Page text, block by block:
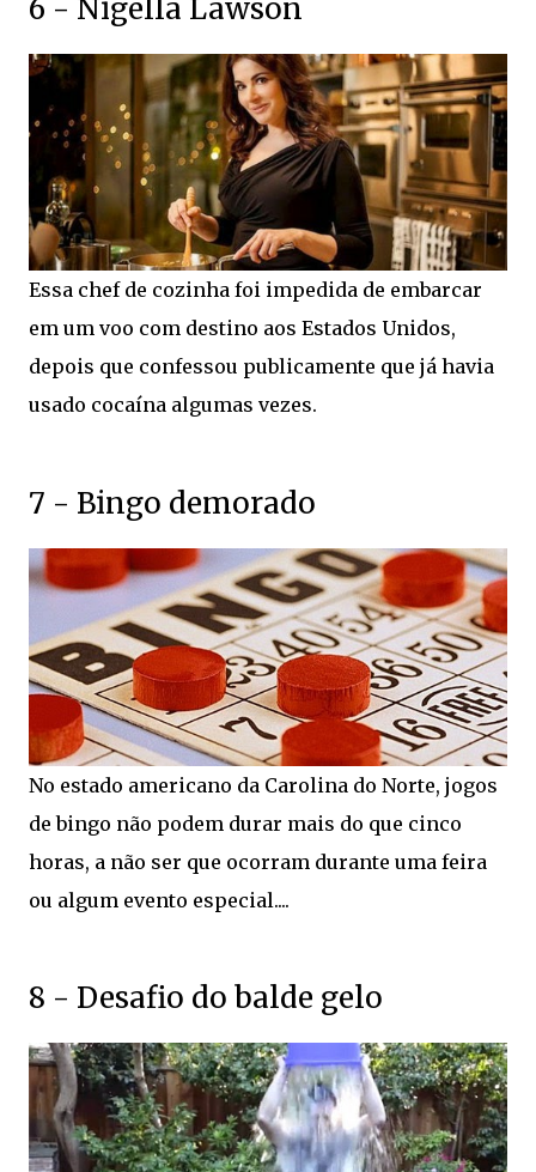
6 - Nigella Lawson
Essa chef de cozinha foi impedida de embarcar
em um voo com destino aos Estados Unidos,
depois que confessou publicamente que já havia
usado cocaína algumas vezes.
7 - Bingo demorado
No estado americano da Carolina do Norte, jogos
de bingo não podem durar mais do que cinco
horas, a não ser que ocorram durante uma feira
ou algum evento especial....
8 - Desafio do balde gelo